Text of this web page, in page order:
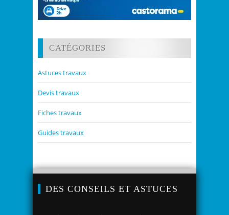
CATÉGORIES
Astuces travaux
Devis travaux
Fiches travaux
Guides travaux
DES CONSEILS ET ASTUCES